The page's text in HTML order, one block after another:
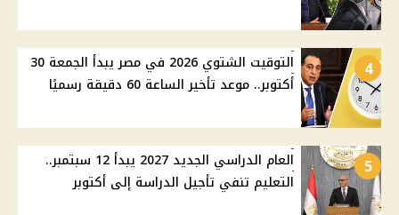
4
التوقيت الشتوي 2026 في مصر يبدأ الجمعة 30
أكتوبر.. موعد تأخير الساعة 60 دقيقة رسميًا
5
العام الدراسي الجديد 2027 يبدأ 12 سبتمبر..
التعليم تنفي تأجيل الدراسة إلى أكتوبر